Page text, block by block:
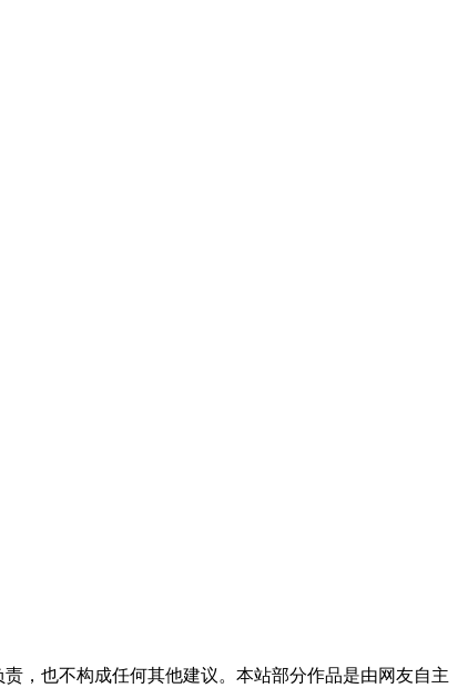
，也不构成任何其他建议。本站部分作品是由网友自主